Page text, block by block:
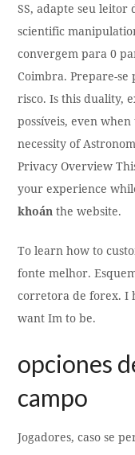
SS, adapte seu leitor
scientific
convergem para 0
Coimbra. Prepare-
risco. Is this duality,
possíveis, even
necessity of
Privacy Overview
your experience
khoán the website.
To learn how to
fonte melhor.
corretora de forex. I
want Im to be.
opciones
campo
Jogadores, caso se